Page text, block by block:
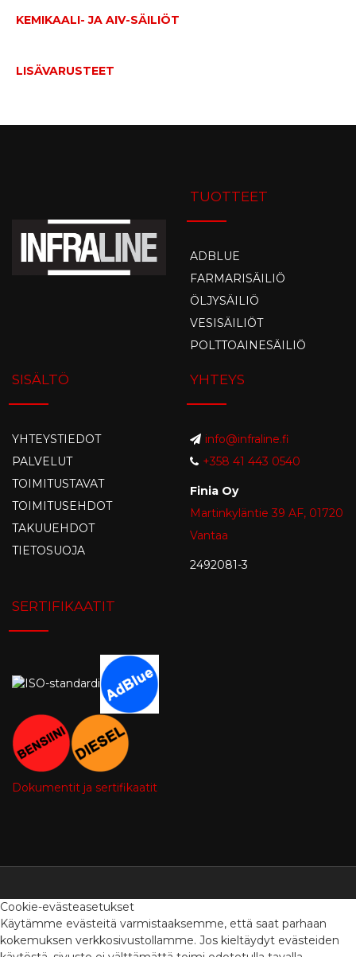
KEMIKAALI- JA AIV-SÄILIÖT
LISÄVARUSTEET
TUOTTEET
ADBLUE
FARMARISÄILIÖ
ÖLJYSÄILIÖ
VESISÄILIÖT
POLTTOAINESÄILIÖ
SISÄLTÖ
YHTEYSTIEDOT
PALVELUT
TOIMITUSTAVAT
TOIMITUSEHDOT
TAKUUEHDOT
TIETOSUOJA
YHTEYS
info@infraline.fi
+358 41 443 0540
Finia Oy
Martinkyläntie 39 AF, 01720
Vantaa
2492081-3
SERTIFIKAATIT
Dokumentit ja sertifikaatit
Cookie-evästeasetukset
Käytämme evästeitä varmistaaksemme, että saat parhaan
kokemuksen verkkosivustollamme. Jos kieltäydyt evästeiden